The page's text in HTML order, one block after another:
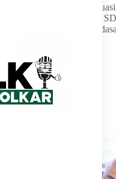
pun berencana
khususnya untuk siswa
tertinggal pendidikan